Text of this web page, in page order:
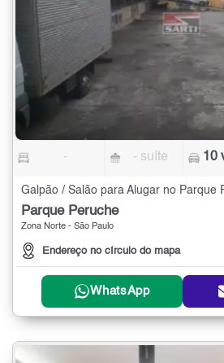
- - suíte 10
Galpão / Salão para Alugar no Parque
Parque Peruche
Zona Norte - São Paulo
Endereço no círculo do mapa
WhatsApp